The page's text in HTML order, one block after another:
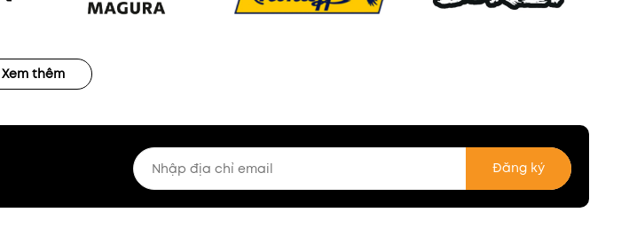
Xem thêm
Đăng ký